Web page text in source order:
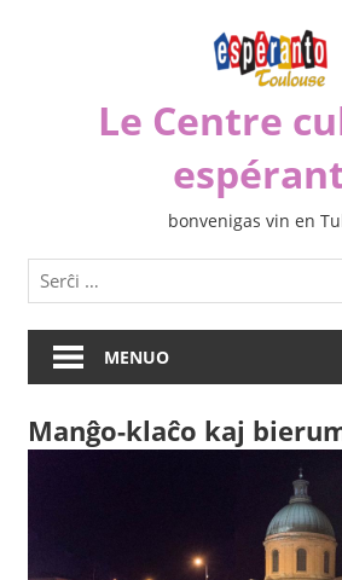
Le Centre
bonvenigas vin en
MENUO
Manĝo-klaĉo kaj